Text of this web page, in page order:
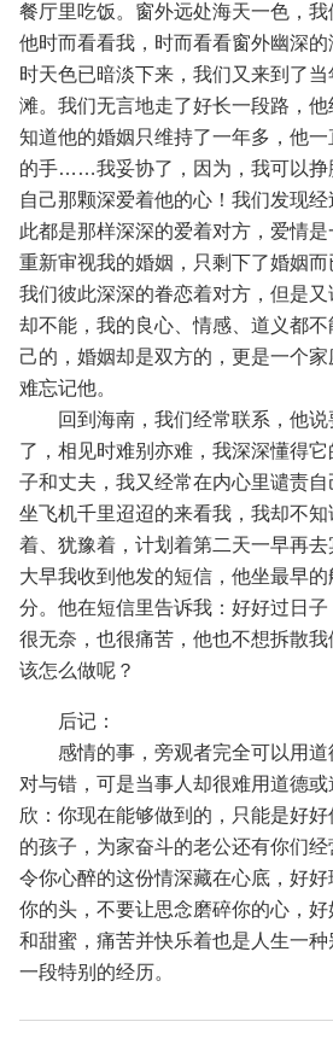
餐厅里吃饭。窗外远处海天一色，我
他时而看看我，时而看看窗外幽深
时天色已暗淡下来，我们又来到了
滩。我们无言地走了好长一段路，
知道他的婚姻只维持了一年多，他
的手……我妥协了，因为，我可以挣
自己那颗深爱着他的心！我们发现
此都是那样深深的爱着对方，爱情
重新审视我的婚姻，只剩下了婚姻而
我们彼此深深的眷恋着对方，但是
却不能，我的良心、情感、道义都
己的，婚姻却是双方的，更是一个
难忘记他。
回到海南，我们经常联系，他说
了，相见时难别亦难，我深深懂得
子和丈夫，我又经常在内心里谴责
坐飞机千里迢迢的来看我，我却不
着、犹豫着，计划着第二天一早再
大早我收到他发的短信，他坐最早
分。他在短信里告诉我：好好过日
很无奈，也很痛苦，他也不想拆散我
该怎么做呢？
后记：
感情的事，旁观者完全可以用道
对与错，可是当事人却很难用道德
欣：你现在能够做到的，只能是好
的孩子，为家奋斗的老公还有你们
令你心醉的这份情深藏在心底，好
你的头，不要让思念磨碎你的心，
和甜蜜，痛苦并快乐着也是人生一
一段特别的经历。